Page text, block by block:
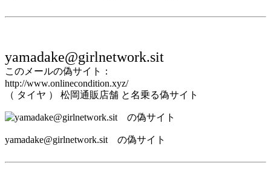
yamadake@girlnetwork.sit
このメールの偽サイト：
http://www.onlinecondition.xyz/
（ タイヤ ） 松岡通販店舗 と名乗る偽サイト
yamadake@girlnetwork.sit の偽サイト